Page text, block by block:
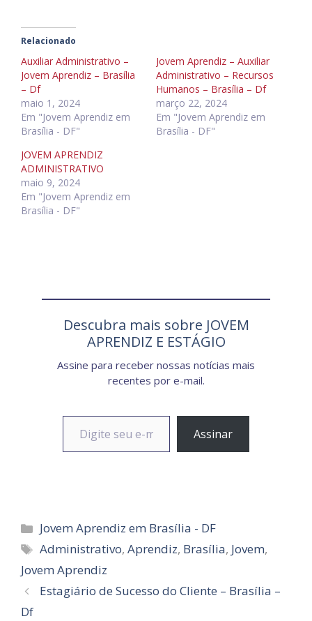
Relacionado
Auxiliar Administrativo –
Jovem Aprendiz – Brasília
– Df
maio 1, 2024
Em "Jovem Aprendiz em
Brasília - DF"
Jovem Aprendiz – Auxiliar
Administrativo – Recursos
Humanos – Brasília – Df
março 22, 2024
Em "Jovem Aprendiz em
Brasília - DF"
JOVEM APRENDIZ
ADMINISTRATIVO
maio 9, 2024
Em "Jovem Aprendiz em
Brasília - DF"
Descubra mais sobre JOVEM
APRENDIZ E ESTÁGIO
Assine para receber nossas notícias mais
recentes por e-mail.
Digite seu e-mail…
Assinar
Categorias
Jovem Aprendiz em Brasília - DF
Tags
Administrativo,Aprendiz, Brasília, Jovem,
Jovem Aprendiz
Estagiário de Sucesso do Cliente – Brasília –
Df